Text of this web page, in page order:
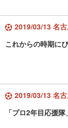
2019/03/13 名
これからの時期に
2019/03/13 名
「プロ2年目応援